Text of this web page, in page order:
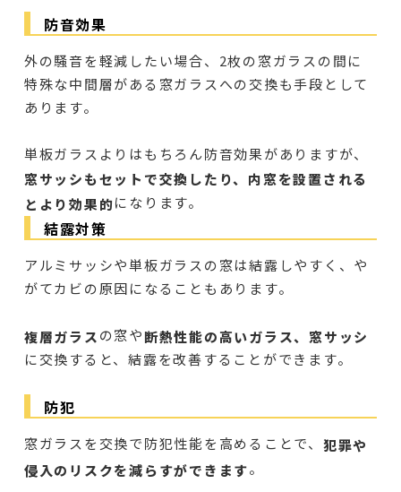
防音効果
外の騒音を軽減したい場合、2枚の窓ガラスの間に
特殊な中間層がある窓ガラスへの交換も手段として
あります。
単板ガラスよりはもちろん防音効果がありますが、
窓サッシもセットで交換したり、内窓を設置される
とより効果的になります。
結露対策
アルミサッシや単板ガラスの窓は結露しやすく、や
がてカビの原因になることもあります。
複層ガラスの窓や断熱性能の高いガラス、窓サッシ
に交換すると、結露を改善することができます。
防犯
窓ガラスを交換で防犯性能を高めることで、 犯罪や
侵入のリスクを減らすができます。